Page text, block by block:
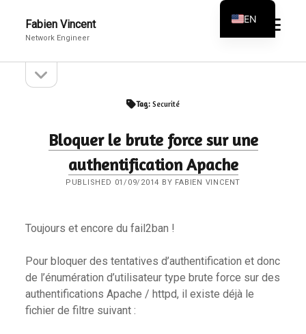
Fabien Vincent
Network Engineer
open
menu
Sidebarsidebar
Tag: Securité
Bloquer le brute force sur une
authentification Apache
PUBLISHED 01/09/2014 BY FABIEN VINCENT
Toujours et encore du fail2ban !
Pour bloquer des tentatives d’authentification et donc
de l’énumération d’utilisateur type brute force sur des
authentifications Apache / httpd, il existe déjà le
fichier de filtre suivant :
EN
FR